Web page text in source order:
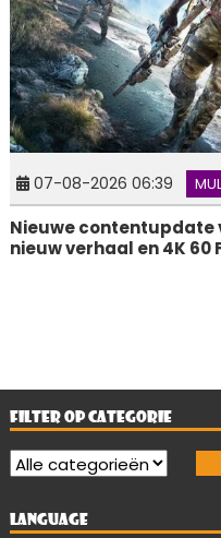
07-08-2026 06:39
Nieuwe contentupdate
nieuw verhaal en 4K 60
FILTER OP CATEGORIE
LANGUAGE